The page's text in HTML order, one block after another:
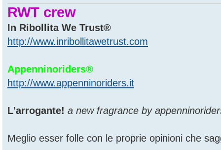
RWT crew
In Ribollita We Trust®
http://www.inribollitawetrust.com
Appenninoriders®
http://www.appenninoriders.it
L'arrogante! a new fragrance by
Meglio esser folle con le proprie opinioni che